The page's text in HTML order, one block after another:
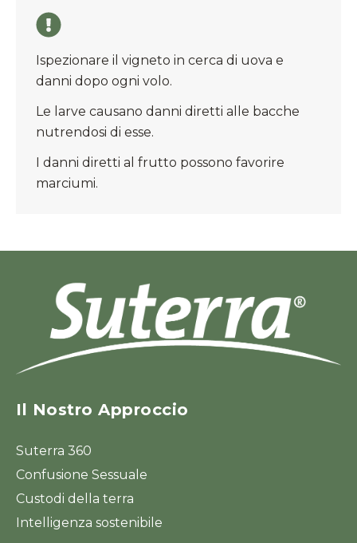
Ispezionare il vigneto in cerca di uova e
danni dopo ogni volo.
Le larve causano danni diretti alle bacche
nutrendosi di esse.
I danni diretti al frutto possono favorire
marciumi.
Il Nostro Approccio
Suterra 360
Confusione Sessuale
Custodi della terra
Intelligenza sostenibile